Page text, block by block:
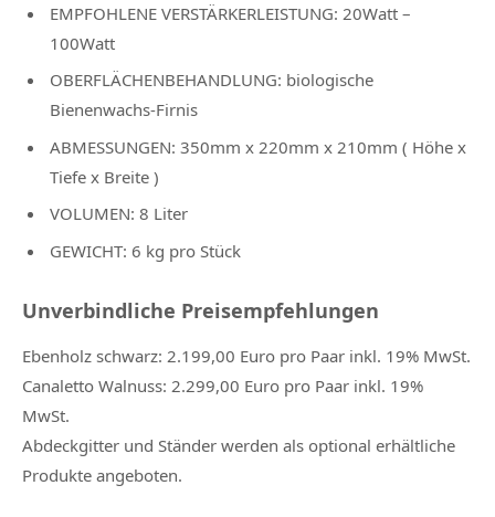
EMPFOHLENE VERSTÄRKERLEISTUNG: 20Watt –
100Watt
OBERFLÄCHENBEHANDLUNG: biologische
Bienenwachs-Firnis
ABMESSUNGEN: 350mm x 220mm x 210mm ( Höhe x
Tiefe x Breite )
VOLUMEN: 8 Liter
GEWICHT: 6 kg pro Stück
Unverbindliche Preisempfehlungen
Ebenholz schwarz: 2.199,00 Euro pro Paar inkl. 19% MwSt.
Canaletto Walnuss: 2.299,00 Euro pro Paar inkl. 19%
MwSt.
Abdeckgitter und Ständer werden als optional erhältliche
Produkte angeboten.